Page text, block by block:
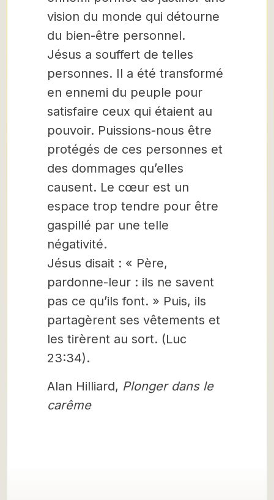
vision du monde qui détourne
du bien-être personnel.
Jésus a souffert de telles
personnes. Il a été transformé
en ennemi du peuple pour
satisfaire ceux qui étaient au
pouvoir. Puissions-nous être
protégés de ces personnes et
des dommages qu’elles
causent. Le cœur est un
espace trop tendre pour être
gaspillé par une telle
négativité.
Jésus disait : « Père,
pardonne-leur : ils ne savent
pas ce qu’ils font. » Puis, ils
partagèrent ses vêtements et
les tirèrent au sort. (Luc
23:34).
Alan Hilliard, Plonger dans le
carême